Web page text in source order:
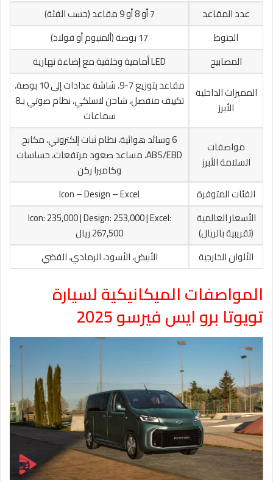
عدد المقاعد
7 أو 8 أو 9 مقاعد (حسب الفئة)
الجنوط
17 بوصة (ألمنيوم أو فولاذ)
المصابيح
LED أمامية وخلفية مع إضاءة نهارية
المميزات الداخلية
الأبرز
مقاعد بتوزيع 7-9، شاشة عدادات إلى 10 بوصة،
تكييف منفصل، شاحن لاسلكي، نظام صوتي بـ8
سماعات
مواصفات
السلامة الأبرز
6 وسائد هوائية، نظام ثبات إلكتروني، مكابح
ABS/EBD، مساعد صعود مرتفعات، حساسات
وكاميرا ركن
الفئات المتوفرة
Icon – Design – Excel
الأسعار العالمية
(تقريبية بالريال)
Icon: 235,000 | Design: 253,000 | Excel:
267,500 ريال
الألوان الخارجية
الأبيض، الأسود، الرمادي، الفضي
المواصفات الميكانيكية لسيارة
تويوتا برو ايس فيرسو 2025